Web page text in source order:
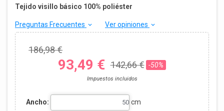
Tejido visillo básico 100% poliéster
Preguntas Frecuentes keyboard_arrow_down Ver opiniones keyboard_arrow_down
186,98 €
93,49 € 142,66 € -50%
Impuestos incluidos
Ancho: cm